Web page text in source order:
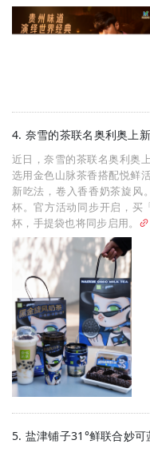
4. 奈雪的茶联名奥利奥上
近日，奈雪的茶联名奥利奥
选用金色山脉茶香搭配悦鲜
新吃法，卷入香香奶茶旋风
杯。官方活动同步开启，买
杯，手提袋也将同步启用。
5. 盐津铺子31°鲜联合妙